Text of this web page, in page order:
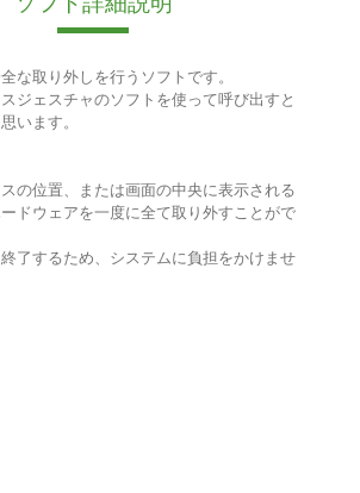
な取り外しを行うソフトです。
ジェスチャのソフトを使って呼び出すと
います。
の位置、または画面の中央に表示される
ドウェアを一度に全て取り外すことがで
了するため、システムに負担をかけませ